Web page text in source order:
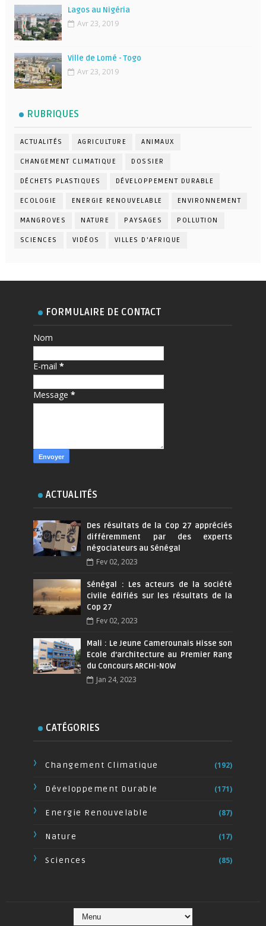
Lagos au Nigéria
Avr 23, 2019
Ville de Lomé - Togo
Avr 23, 2019
RUBRIQUES
ACTUALITÉS AGRICULTURE ANIMAUX
CHANGEMENT CLIMATIQUE DOSSIER
DÉCHETS PLASTIQUES DÉVELOPPEMENT DURABLE
ECOLOGIE ENERGIE RENOUVELABLE ENVIRONNEMENT
MANGROVES NATURE PAYSAGES POLLUTION
SCIENCES VIDÉOS VILLES D'AFRIQUE
FORMULAIRE DE CONTACT
Nom
E-mail*
Message*
ACTUALITÉS
Des résultats de la Cop 27 appréciés
différemment par des experts
négociateurs au Sénégal
Fev 02, 2023
Sénégal : Les acteurs de la société
civile édifiés sur les résultats de la
Cop 27
Fev 02, 2023
Mali : Le Jeune Camerounais Hisse son
Ecole d’architecture au Premier Rang
du Concours ARCHI-NOW
Jan 24, 2023
CATÉGORIES
Changement Climatique (192)
Développement Durable (171)
Energie Renouvelable (87)
Nature (17)
Sciences (85)